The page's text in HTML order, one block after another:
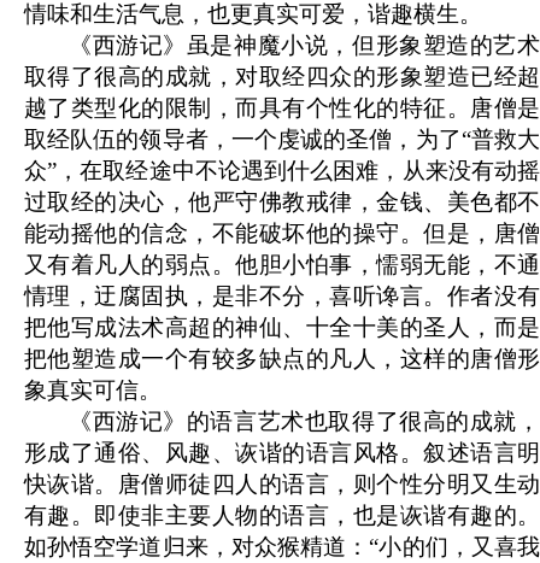
情味和生活气息，也更真实可爱，谐趣横生。
《西游记》虽是神魔小说，但形象塑造的艺术
取得了很高的成就，对取经四众的形象塑造已经超
越了类型化的限制，而具有个性化的特征。唐僧是
取经队伍的领导者，一个虔诚的圣僧，为了“普救大
众”，在取经途中不论遇到什么困难，从来没有动摇
过取经的决心，他严守佛教戒律，金钱、美色都不
能动摇他的信念，不能破坏他的操守。但是，唐僧
又有着凡人的弱点。他胆小怕事，懦弱无能，不通
情理，迂腐固执，是非不分，喜听谗言。作者没有
把他写成法术高超的神仙、十全十美的圣人，而是
把他塑造成一个有较多缺点的凡人，这样的唐僧形
象真实可信。
《西游记》的语言艺术也取得了很高的成就，
形成了通俗、风趣、诙谐的语言风格。叙述语言明
快诙谐。唐僧师徒四人的语言，则个性分明又生动
有趣。即使非主要人物的语言，也是诙谐有趣的。
如孙悟空学道归来，对众猴精道：“小的们，又喜我